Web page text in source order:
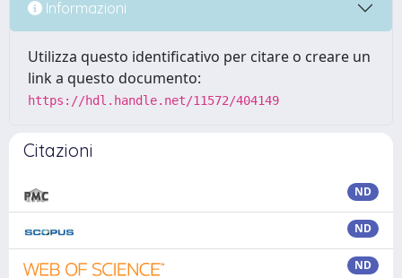
Informazioni
Utilizza questo identificativo per citare o creare un
link a questo documento:
https://hdl.handle.net/11572/404149
Citazioni
ND
ND
ND